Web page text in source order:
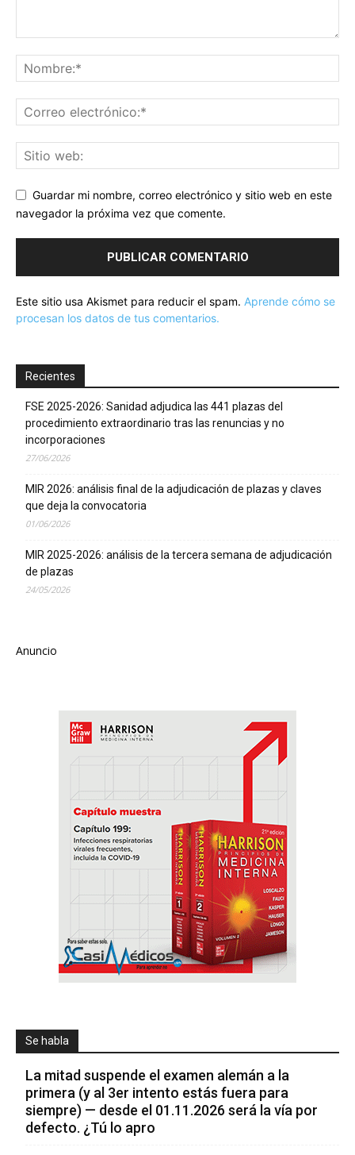
Guardar mi nombre, correo electrónico y sitio web en este
navegador la próxima vez que comente.
Este sitio usa Akismet para reducir el spam. Aprende cómo se
procesan los datos de tus comentarios.
Recientes
FSE 2025-2026: Sanidad adjudica las 441 plazas del
procedimiento extraordinario tras las renuncias y no
incorporaciones
27/06/2026
MIR 2026: análisis final de la adjudicación de plazas y claves
que deja la convocatoria
01/06/2026
MIR 2025-2026: análisis de la tercera semana de adjudicación
de plazas
24/05/2026
Anuncio
Se habla
La mitad suspende el examen alemán a la
primera (y al 3er intento estás fuera para
siempre) — desde el 01.11.2026 será la vía por
defecto. ¿Tú lo apro